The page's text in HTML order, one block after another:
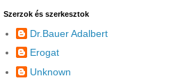
Szerzok és szerkesztok
Dr.Bauer Adalbert
Erogat
Unknown